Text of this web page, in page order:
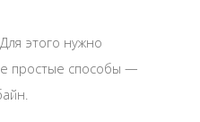
этого нужно
простые способы —